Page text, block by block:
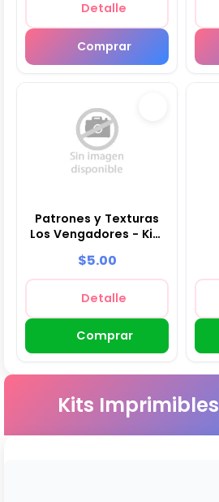
Detalle
Comprar
Patrones y Texturas
Los Vengadores - Kits
Fiestas
$5.00
Detalle
Comprar
Kits Imprimibles